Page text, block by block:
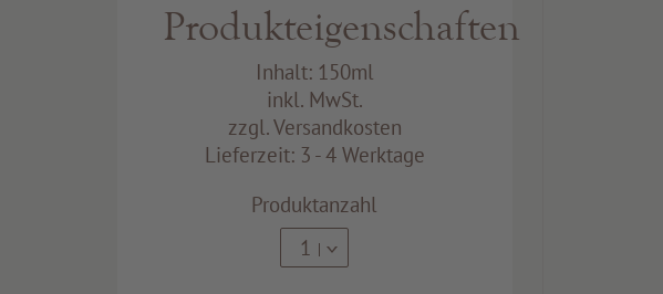
Produkteigenschaften
Inhalt: 150ml
inkl. MwSt.
zzgl. Versandkosten
Lieferzeit: 3 - 4 Werktage
Produktanzahl
1